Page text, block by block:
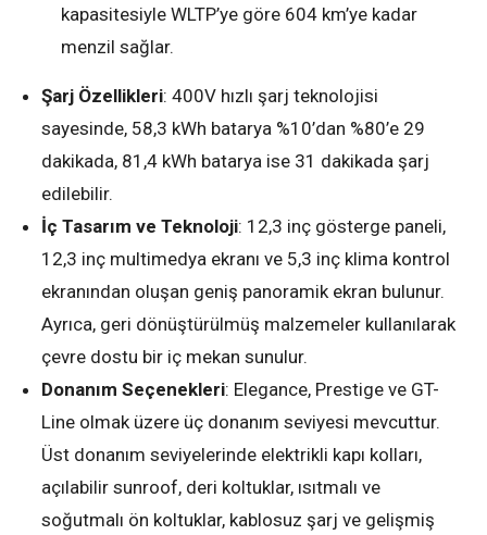
kapasitesiyle WLTP’ye göre 604 km’ye kadar
menzil sağlar.
Şarj Özellikleri: 400V hızlı şarj teknolojisi
sayesinde, 58,3 kWh batarya %10’dan %80’e 29
dakikada, 81,4 kWh batarya ise 31 dakikada şarj
edilebilir.
İç Tasarım ve Teknoloji: 12,3 inç gösterge paneli,
12,3 inç multimedya ekranı ve 5,3 inç klima kontrol
ekranından oluşan geniş panoramik ekran bulunur.
Ayrıca, geri dönüştürülmüş malzemeler kullanılarak
çevre dostu bir iç mekan sunulur.
Donanım Seçenekleri: Elegance, Prestige ve GT-
Line olmak üzere üç donanım seviyesi mevcuttur.
Üst donanım seviyelerinde elektrikli kapı kolları,
açılabilir sunroof, deri koltuklar, ısıtmalı ve
soğutmalı ön koltuklar, kablosuz şarj ve gelişmiş